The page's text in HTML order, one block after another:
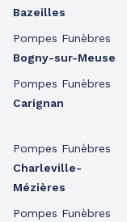
Bazeilles
Pompes Funèbres
Bogny-sur-Meuse
Pompes Funèbres
Carignan
Pompes Funèbres
Charleville-
Mézières
Pompes Funèbres